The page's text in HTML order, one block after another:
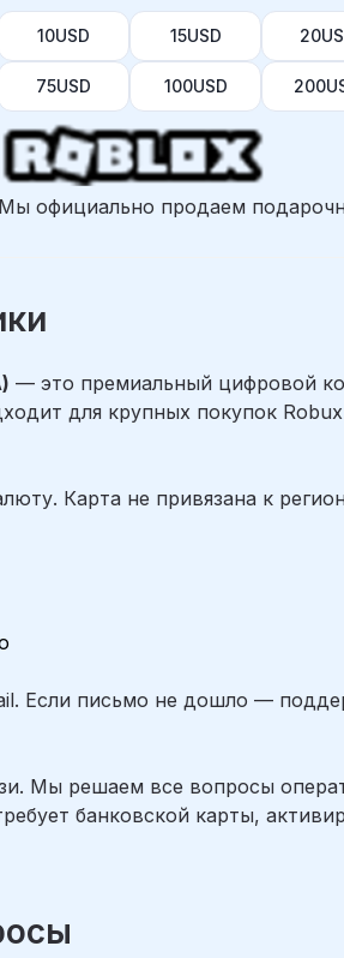
10USD 15USD
75USD 100USD
Мы официально продаем
— это премиальный цифровой
для крупных покупок
Карта не привязана к
Если письмо не дошло —
Мы решаем все вопросы
банковской карты,